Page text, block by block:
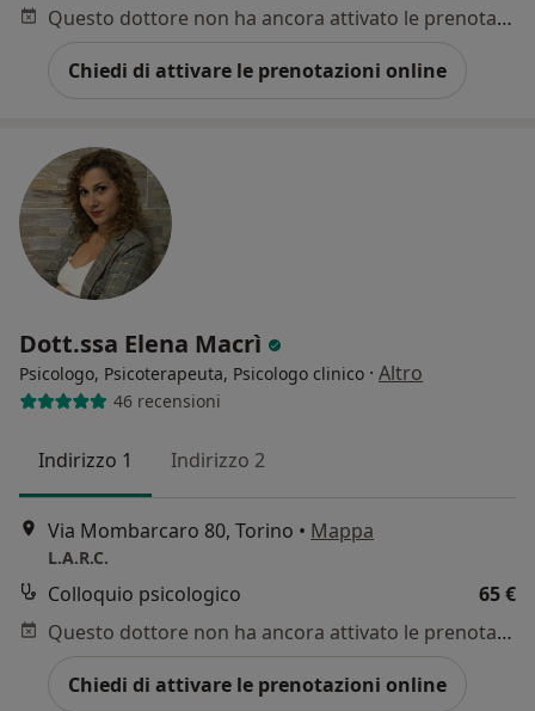
Questo dottore non ha ancora attivato le prenotazioni online presso questo indirizzo.
Chiedi di attivare le prenotazioni online
Dott.ssa Elena Macrì
Psicologo, Psicoterapeuta, Psicologo clinico · Altro
46 recensioni
Indirizzo 1 Indirizzo 2
Via Mombarcaro 80, Torino • Mappa
L.A.R.C.
Colloquio psicologico
65 €
Questo dottore non ha ancora attivato le prenotazioni online presso questo indirizzo.
Chiedi di attivare le prenotazioni online